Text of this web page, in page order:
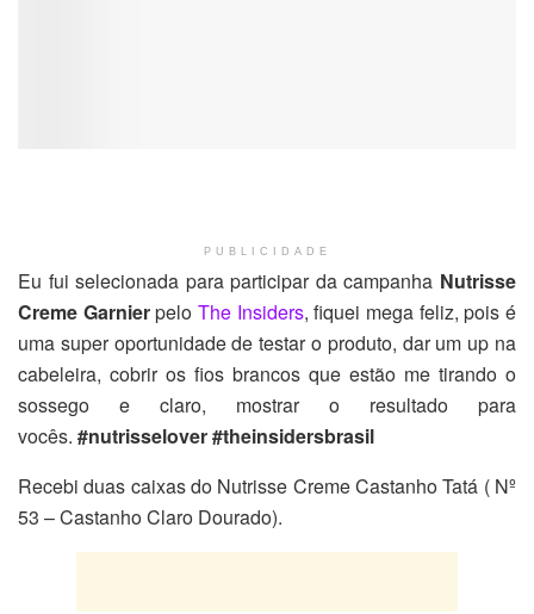
PUBLICIDADE
Eu fui selecionada para participar da campanha Nutrisse
Creme GarnierpeloThe Insiders, fiquei mega feliz, pois é
uma super oportunidade de testar o produto, dar um up na
cabeleira, cobrir os fios brancos que estão me tirando o
sossego e claro, mostrar o resultado para
vocês. #nutrisselover#theinsidersbrasil
Recebi duas caixas do Nutrisse Creme Castanho Tatá ( Nº
53 – Castanho Claro Dourado).